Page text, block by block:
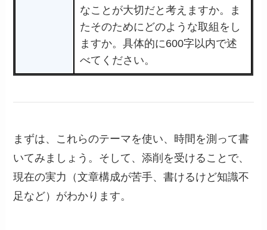
なことが大切だと考えますか。ま
たそのためにどのような取組をし
ますか。具体的に600字以内で述
べてください。
まずは、これらのテーマを使い、時間を測って書
いてみましょう。そして、添削を受けることで、
現在の実力（文章構成が苦手、書けるけど知識不
足など）がわかります。